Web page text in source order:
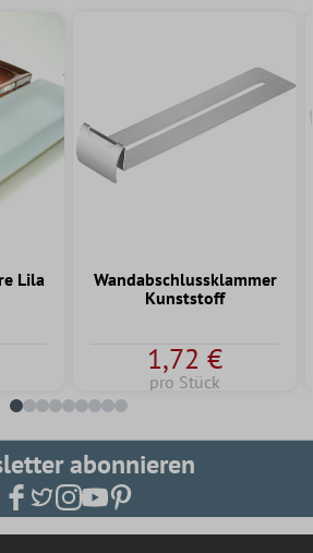
Lila
Wandabschlussklammer
Kunststoff
1,72 €
pro Stück
abonnieren